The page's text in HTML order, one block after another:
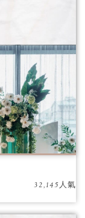
32,145人氣